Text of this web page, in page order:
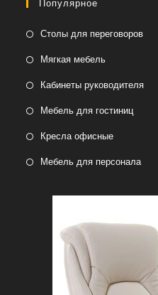
Популярное
Столы для переговоров
Мягкая мебель
Кабинеты руководителя
Мебель для гостиниц
Кресла офисные
Мебель для персонала